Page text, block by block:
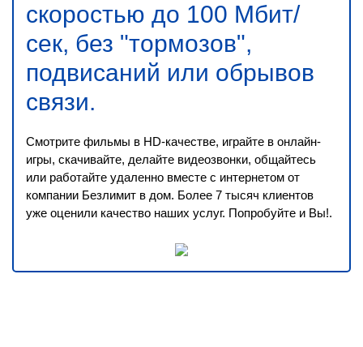
скоростью до 100 Мбит/
сек, без "тормозов",
подвисаний или обрывов
связи.
Смотрите фильмы в HD-качестве, играйте в онлайн-
игры, скачивайте, делайте видеозвонки, общайтесь
или работайте удаленно вместе с интернетом от
компании Безлимит в дом. Более 7 тысяч клиентов
уже оценили качество наших услуг. Попробуйте и Вы!.